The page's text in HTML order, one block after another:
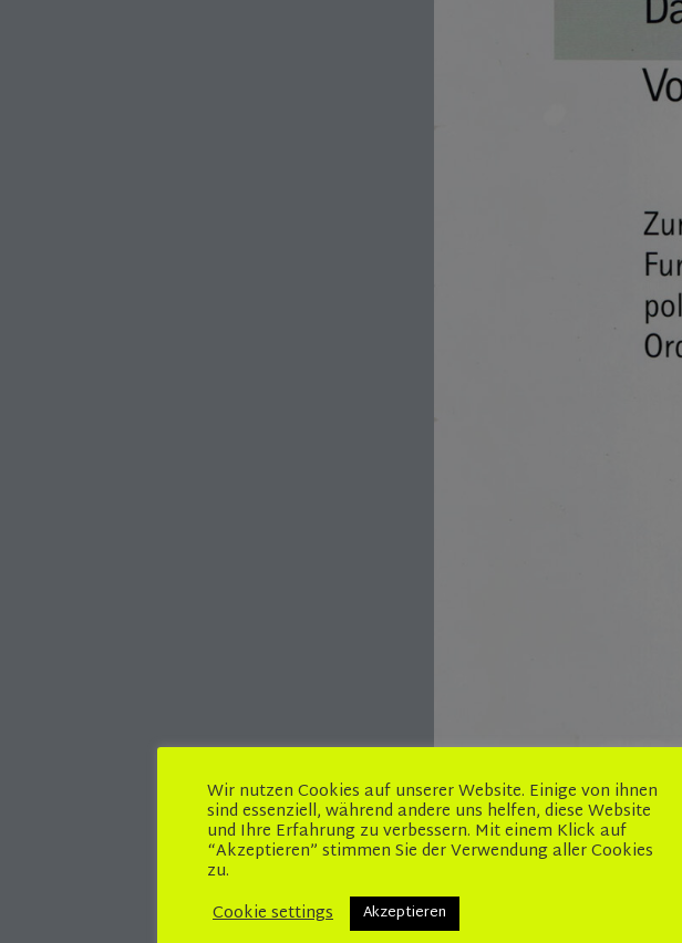
Arbeitspapiere
(Diplomarbeit)
Wir nutzen Cookies auf unserer Website. Einige von ihnen
sind essenziell, während andere uns helfen, diese Website
und Ihre Erfahrung zu verbessern. Mit einem Klick auf
“Akzeptieren” stimmen Sie der Verwendung aller Cookies
zu.
Cookie settings
Akzeptieren